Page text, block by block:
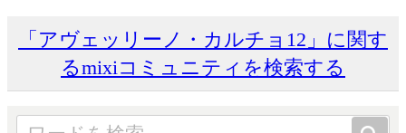
「アヴェッリーノ・カルチョ12」に関す
るmixiコミュニティを検索する